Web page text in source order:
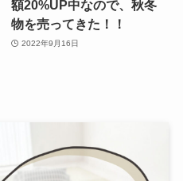
額20%UP中なので、秋冬
物を売ってきた！！
2022年9月16日